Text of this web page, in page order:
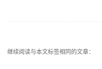
继续阅读与本文标签相同的文章：